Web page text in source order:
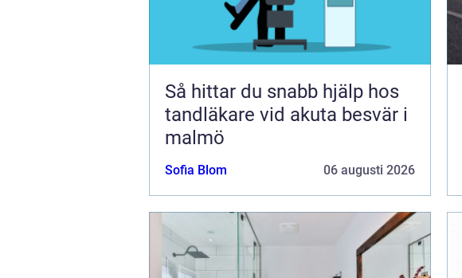
Så hittar du snabb hjälp hos
tandläkare vid akuta besvär i
malmö
Sofia Blom 06 augusti 2026